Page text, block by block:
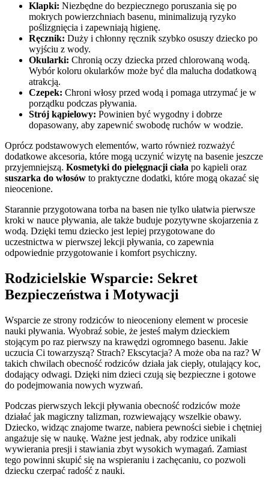
Klapki: Niezbędne do bezpiecznego poruszania się po
mokrych powierzchniach basenu, minimalizują ryzyko
poślizgnięcia i zapewniają higienę.
Ręcznik: Duży i chłonny ręcznik szybko osuszy dziecko po
wyjściu z wody.
Okularki: Chronią oczy dziecka przed chlorowaną wodą.
Wybór koloru okularków może być dla malucha dodatkową
atrakcją.
Czepek: Chroni włosy przed wodą i pomaga utrzymać je w
porządku podczas pływania.
Strój kąpielowy: Powinien być wygodny i dobrze
dopasowany, aby zapewnić swobodę ruchów w wodzie.
Oprócz podstawowych elementów, warto również rozważyć
dodatkowe akcesoria, które mogą uczynić wizytę na basenie jeszcze
przyjemniejszą. Kosmetyki do pielęgnacji ciała po kąpieli oraz
suszarka do włosów to praktyczne dodatki, które mogą okazać się
nieocenione.
Starannie przygotowana torba na basen nie tylko ułatwia pierwsze
kroki w nauce pływania, ale także buduje pozytywne skojarzenia z
wodą. Dzięki temu dziecko jest lepiej przygotowane do
uczestnictwa w pierwszej lekcji pływania, co zapewnia
odpowiednie przygotowanie i komfort psychiczny.
Rodzicielskie Wsparcie: Sekret
Bezpieczeństwa i Motywacji
Wsparcie ze strony rodziców to nieoceniony element w procesie
nauki pływania. Wyobraź sobie, że jesteś małym dzieckiem
stojącym po raz pierwszy na krawędzi ogromnego basenu. Jakie
uczucia Ci towarzyszą? Strach? Ekscytacja? A może oba na raz? W
takich chwilach obecność rodziców działa jak ciepły, otulający koc,
dodający odwagi. Dzięki nim dzieci czują się bezpieczne i gotowe
do podejmowania nowych wyzwań.
Podczas pierwszych lekcji pływania obecność rodziców może
działać jak magiczny talizman, rozwiewający wszelkie obawy.
Dziecko, widząc znajome twarze, nabiera pewności siebie i chętniej
angażuje się w naukę. Ważne jest jednak, aby rodzice unikali
wywierania presji i stawiania zbyt wysokich wymagań. Zamiast
tego powinni skupić się na wspieraniu i zachęcaniu, co pozwoli
dziecku czerpać radość z nauki.